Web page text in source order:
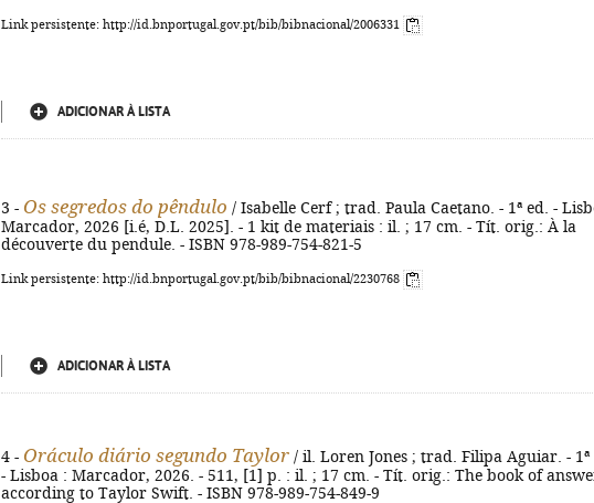
Link persistente: http://id.bnportugal.gov.pt/bib/bibnacional/2006331
ADICIONAR À LISTA
3 - Os segredos do pêndulo / Isabelle Cerf ; trad. Paula Caetano. - 1ª ed. -
Marcador, 2026 [i.é, D.L. 2025]. - 1 kit de materiais : il. ; 17 cm. - Tít. orig.: À la
découverte du pendule. - ISBN 978-989-754-821-5
Link persistente: http://id.bnportugal.gov.pt/bib/bibnacional/2230768
ADICIONAR À LISTA
4 - Oráculo diário segundo Taylor / il. Loren Jones ; trad. Filipa Aguiar. - 1ª
- Lisboa : Marcador, 2026. - 511, [1] p. : il. ; 17 cm. - Tít. orig.: The book of
according to Taylor Swift. - ISBN 978-989-754-849-9